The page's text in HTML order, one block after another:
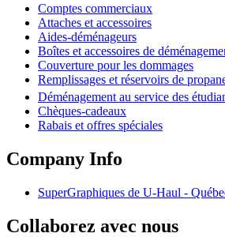
Comptes commerciaux
Attaches et accessoires
Aides-déménageurs
Boîtes et accessoires de
Couverture pour les dommages
Remplissages et réservoirs de
Déménagement au service des
Chèques-cadeaux
Rabais et offres spéciales
Company Info
SuperGraphiques de U-Haul -
Collaborez avec nous